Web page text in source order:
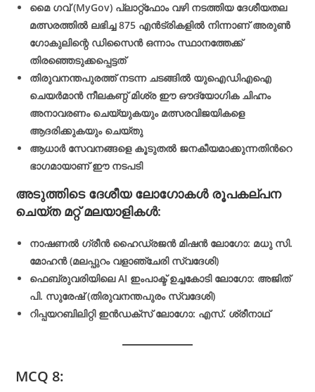
മൈ ഗവ് (MyGov) പ്ലാറ്റ്‌ഫോം വഴി നടത്തിയ ദേശീയതല
മത്സരത്തിൽ ലഭിച്ച 875 എൻട്രികളിൽ നിന്നാണ് അരുൺ
ഗോകുലിന്റെ ഡിസൈൻ ഒന്നാം സ്ഥാനത്തേക്ക്
തിരഞ്ഞെടുക്കപ്പെട്ടത്
തിരുവനന്തപുരത്ത് നടന്ന ചടങ്ങിൽ യുഐഡിഎഐ
ചെയർമാൻ നീലകണ്ഠ് മിശ്ര ഈ ഔദ്യോഗിക ചിഹ്നം
അനാവരണം ചെയ്യുകയും മത്സരവിജയികളെ
ആദരിക്കുകയും ചെയ്തു
ആധാർ സേവനങ്ങളെ കൂടുതൽ ജനകീയമാക്കുന്നതിന്‍റെ
ഭാഗമായാണ് ഈ നടപടി
അടുത്തിടെ ദേശീയ ലോഗോകൾ രൂപകല്പന
ചെയ്ത മറ്റ് മലയാളികൾ:
നാഷണൽ ഗ്രീൻ ഹൈഡ്രജൻ മിഷൻ ലോഗോ: മധു സി.
മോഹൻ (മലപ്പുറം വളാഞ്ചേരി സ്വദേശി)
ഫെബ്രുവരിയിലെ AI ഇംപാക്ട് ഉച്ചകോടി ലോഗോ: അജിത്
പി. സുരേഷ് (തിരുവനന്തപുരം സ്വദേശി)
റിപ്പയറബിലിറ്റി ഇൻഡക്സ് ലോഗോ: എസ്. ശ്രീനാഥ്
MCQ 8: